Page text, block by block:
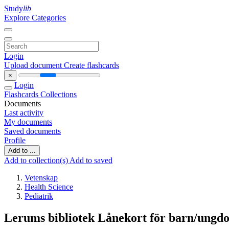
Studylib
Explore Categories
Login
Upload document Create flashcards
×
Login
Flashcards Collections
Documents
Last activity
My documents
Saved documents
Profile
Add to ...
Add to collection(s) Add to saved
Vetenskap
Health Science
Pediatrik
Lerums bibliotek Lånekort för barn/